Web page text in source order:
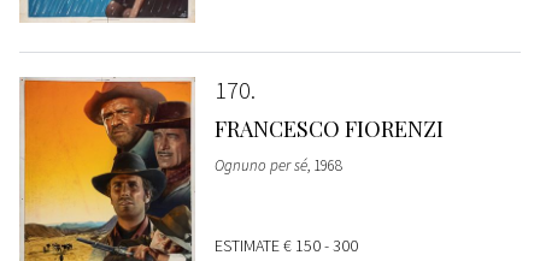
170
FRANCESCO FIORENZI
Ognuno per sé, 1968
ESTIMATE€ 150 - 300